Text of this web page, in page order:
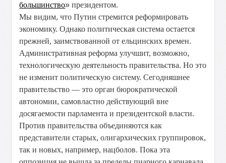
большинство»президентом.
Мы видим, что Путин стремится реформировать
экономику. Однако политическая система остается
прежней, заимствованной от ельцинских времен.
Административная реформа улучшит, возможно,
технологическую деятельность правительства. Но это
не изменит политическую систему. Сегодняшнее
правительство — это орган бюрократической
автономии, самовластно действующий вне
досягаемости парламента и президентской власти.
Против правительства объединяются как
представители старых, олигархических группировок,
так и новых, например, нацболов. Пока эта